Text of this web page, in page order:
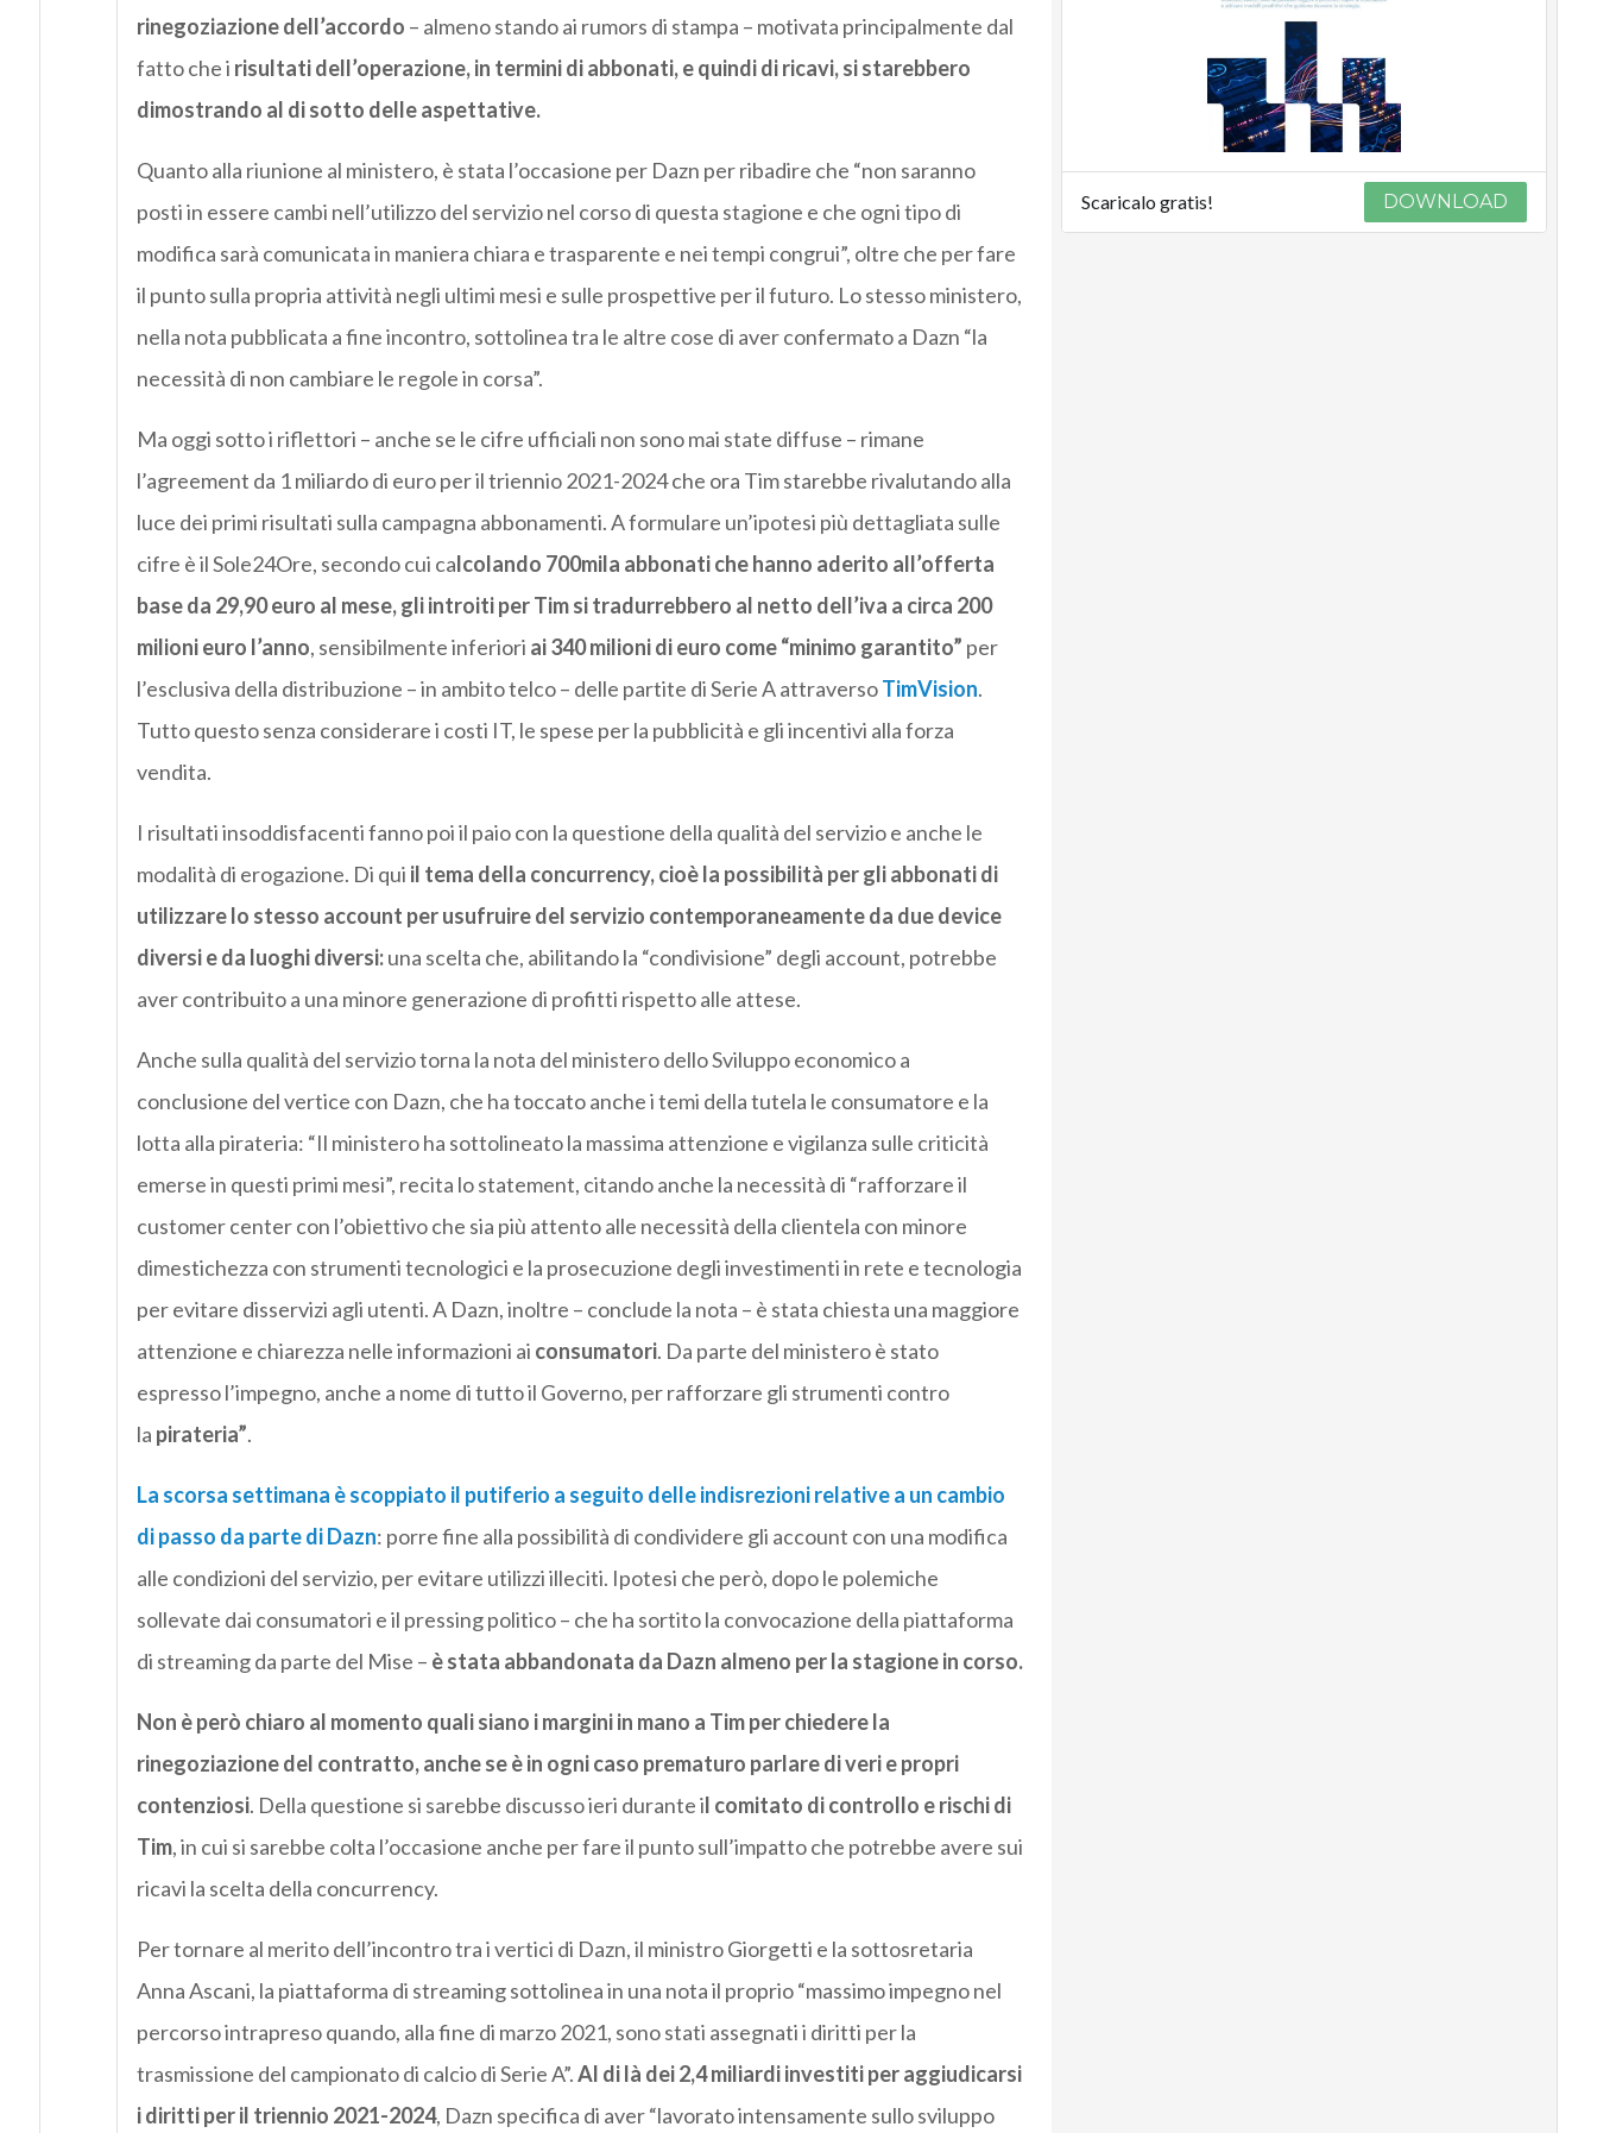
rinegoziazione dell’accordo – almeno stando ai rumors di stampa – motivata principalmente dal
fatto che i risultati dell’operazione, in termini di abbonati, e quindi di ricavi, si starebbero
dimostrando al di sotto delle aspettative.
Quanto alla riunione al ministero, è stata l’occasione per Dazn per ribadire che “non saranno
posti in essere cambi nell’utilizzo del servizio nel corso di questa stagione e che ogni tipo di
modifica sarà comunicata in maniera chiara e trasparente e nei tempi congrui”, oltre che per fare
il punto sulla propria attività negli ultimi mesi e sulle prospettive per il futuro. Lo stesso ministero,
nella nota pubblicata a fine incontro, sottolinea tra le altre cose di aver confermato a Dazn “la
necessità di non cambiare le regole in corsa”.
Ma oggi sotto i riflettori – anche se le cifre ufficiali non sono mai state diffuse – rimane
l’agreement da 1 miliardo di euro per il triennio 2021-2024 che ora Tim starebbe rivalutando alla
luce dei primi risultati sulla campagna abbonamenti. A formulare un’ipotesi più dettagliata sulle
cifre è il Sole24Ore, secondo cui calcolando 700mila abbonati che hanno aderito all’offerta
base da 29,90 euro al mese, gli introiti per Tim si tradurrebbero al netto dell’iva a circa 200
milioni euro l’anno, sensibilmente inferiori ai 340 milioni di euro come “minimo garantito” per
l’esclusiva della distribuzione – in ambito telco – delle partite di Serie A attraversoTimVision.
Tutto questo senza considerare i costi IT, le spese per la pubblicità e gli incentivi alla forza
vendita.
I risultati insoddisfacenti fanno poi il paio con la questione della qualità del servizio e anche le
modalità di erogazione. Di qui il tema della concurrency, cioè la possibilità per gli abbonati di
utilizzare lo stesso account per usufruire del servizio contemporaneamente da due device
diversi e da luoghi diversi:una scelta che, abilitando la “condivisione” degli account, potrebbe
aver contribuito a una minore generazione di profitti rispetto alle attese.
Anche sulla qualità del servizio torna la nota del ministero dello Sviluppo economico a
conclusione del vertice con Dazn, che ha toccato anche i temi della tutela le consumatore e la
lotta alla pirateria: “Il ministero ha sottolineato la massima attenzione e vigilanza sulle criticità
emerse in questi primi mesi”, recita lo statement, citando anche la necessità di “rafforzare il
customer center con l’obiettivo che sia più attento alle necessità della clientela con minore
dimestichezza con strumenti tecnologici e la prosecuzione degli investimenti in rete e tecnologia
per evitare disservizi agli utenti. A Dazn, inoltre – conclude la nota – è stata chiesta una maggiore
attenzione e chiarezza nelle informazioni ai consumatori. Da parte del ministero è stato
espresso l’impegno, anche a nome di tutto il Governo, per rafforzare gli strumenti contro
la pirateria”.
La scorsa settimana è scoppiato il putiferio a seguito delle indisrezioni relative a un cambio
di passo da parte di Dazn: porre fine alla possibilità di condividere gli account con una modifica
alle condizioni del servizio, per evitare utilizzi illeciti. Ipotesi che però, dopo le polemiche
sollevate dai consumatori e il pressing politico – che ha sortito la convocazione della piattaforma
di streaming da parte del Mise – è stata abbandonata da Dazn almeno per la stagione in corso.
Non è però chiaro al momento quali siano i margini in mano a Tim per chiedere la
rinegoziazione del contratto, anche se è in ogni caso prematuro parlare di veri e propri
contenziosi. Della questione si sarebbe discusso ieri durante il comitato di controllo e rischi di
Tim, in cui si sarebbe colta l’occasione anche per fare il punto sull’impatto che potrebbe avere sui
ricavi la scelta della concurrency.
Per tornare al merito dell’incontro tra i vertici di Dazn, il ministro Giorgetti e la sottosretaria
Anna Ascani, la piattaforma di streaming sottolinea in una nota il proprio “massimo impegno nel
percorso intrapreso quando, alla fine di marzo 2021, sono stati assegnati i diritti per la
trasmissione del campionato di calcio di Serie A”.Al di là dei 2,4 miliardi investiti per aggiudicarsi
i diritti per il triennio 2021-2024, Dazn specifica di aver “lavorato intensamente sullo sviluppo
Scaricalo gratis! DOWNLOAD